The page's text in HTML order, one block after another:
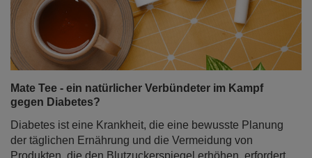
Mate Tee - ein natürlicher Verbündeter im Kampf
gegen Diabetes?
Diabetes ist eine Krankheit, die eine bewusste Planung
der täglichen Ernährung und die Vermeidung von
Produkten, die den Blutzuckerspiegel erhöhen, erfordert.